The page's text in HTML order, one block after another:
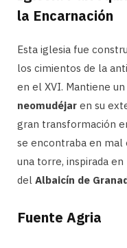
la Encarnación
Esta iglesia fue
los cimientos de la
en el XVI. Mantiene un
neomudéjar en su
gran transformación
se encontraba en mal
una torre, inspirada
del Albaicín de
Fuente Agria